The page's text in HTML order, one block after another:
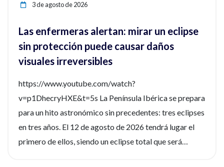
3 de agosto de 2026
Las enfermeras alertan: mirar un eclipse
sin protección puede causar daños
visuales irreversibles
https://www.youtube.com/watch?
v=p1DhecryHXE&t=5s La Península Ibérica se prepara
para un hito astronómico sin precedentes: tres eclipses
en tres años. El 12 de agosto de 2026 tendrá lugar el
primero de ellos, siendo un eclipse total que será